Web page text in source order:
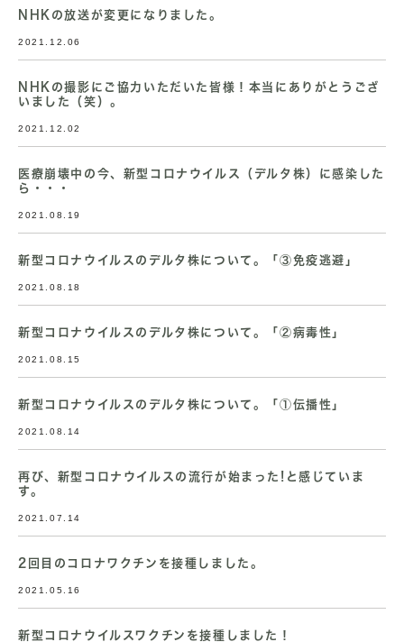
NHKの放送が変更になりました。
2021.12.06
NHKの撮影にご協力いただいた皆様！本当にありがとうござ
いました（笑）。
2021.12.02
医療崩壊中の今、新型コロナウイルス（デルタ株）に感染した
ら・・・
2021.08.19
新型コロナウイルスのデルタ株について。「③免疫逃避」
2021.08.18
新型コロナウイルスのデルタ株について。「②病毒性」
2021.08.15
新型コロナウイルスのデルタ株について。「①伝播性」
2021.08.14
再び、新型コロナウイルスの流行が始まった!と感じていま
す。
2021.07.14
2回目のコロナワクチンを接種しました。
2021.05.16
新型コロナウイルスワクチンを接種しました！